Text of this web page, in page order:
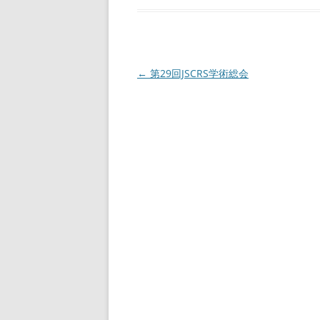
投
← 第29回JSCRS学術総会